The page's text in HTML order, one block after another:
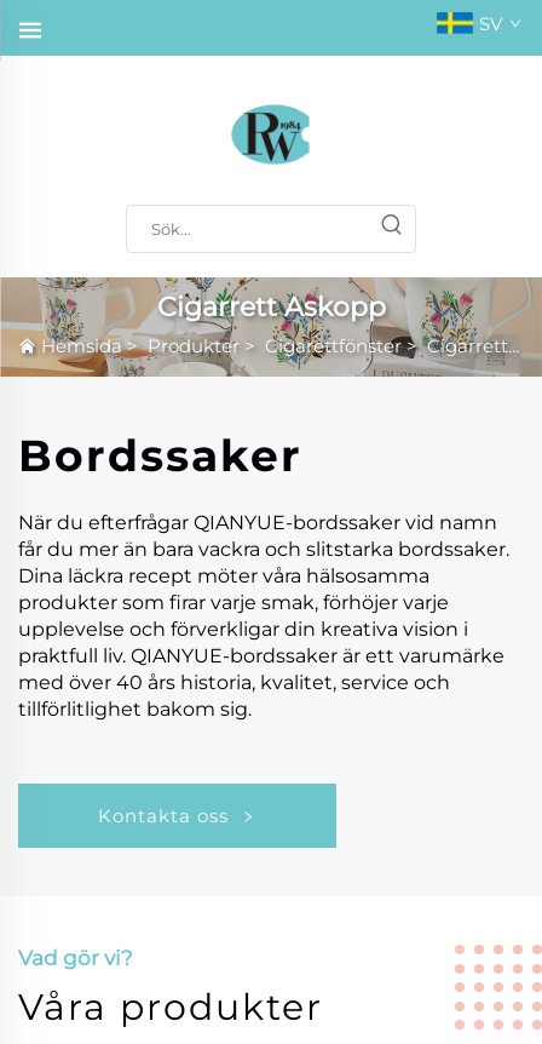
SV
Cigarrett Askopp
Hemsida>Produkter > Cigarettfönster>Cigarrett Askopp
Bordssaker
När du efterfrågar QIANYUE-bordssaker vid namn
får du mer än bara vackra och slitstarka bordssaker.
Dina läckra recept möter våra hälsosamma
produkter som firar varje smak, förhöjer varje
upplevelse och förverkligar din kreativa vision i
praktfull liv. QIANYUE-bordssaker är ett varumärke
med över 40 års historia, kvalitet, service och
tillförlitlighet bakom sig.
Kontakta oss
Vad gör vi?
Våra produkter